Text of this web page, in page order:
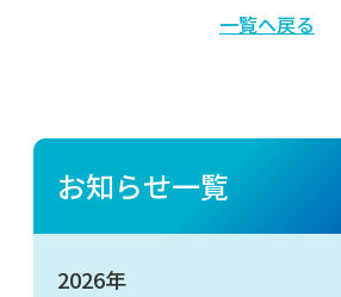
一覧へ戻る
お知らせ一覧
2026年